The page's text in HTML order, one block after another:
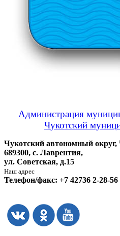
Администрация
Чукотский
Чукотский автономный округ,
689300, с. Лаврентия,
ул. Советская, д.15
Наш адрес
Телефон/факс: +7 42736 2-28-56